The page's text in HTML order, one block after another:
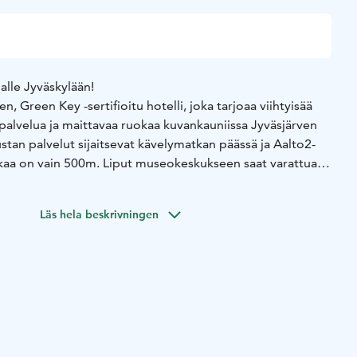
Jyväskylään!
Green Key -sertifioitu hotelli, joka tarjoaa viihtyisää
ja maittavaa ruokaa kuvankauniissa Jyväsjärven
palvelut sijaitsevat kävelymatkan päässä ja Aalto2-
on vain 500m. Liput museokeskukseen saat varattua
työhön ja elämään. Yhdistä Aalto2-museokeskuksen
Läs hela beskrivningen